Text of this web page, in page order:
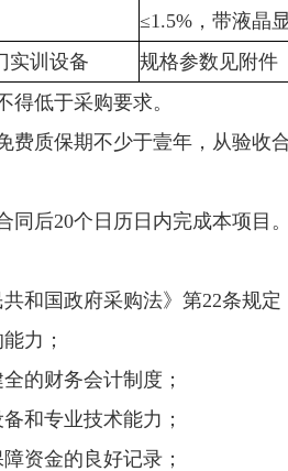
≤1.5%，带液晶
实训设备 规格参数见附件
低于采购要求。
质保期不少于壹年，从验收合
后20个日历日内完成本项目。
和国政府采购法》第22条规定
力；
的财务会计制度；
和专业技术能力；
资金的良好记录；